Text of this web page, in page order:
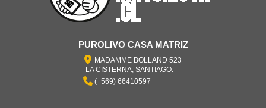
PUROLIVO CASA MATRIZ
MADAMME BOLLAND 523
LA CISTERNA, SANTIAGO.
(+569) 66410597